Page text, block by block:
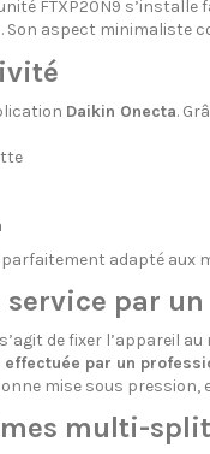
FTXP20N9
Son aspect minimaliste
Daikin Onecta.
adapté aux
par
de fixer l’appareil
par un
mise sous pression,
multi-split